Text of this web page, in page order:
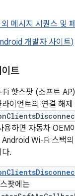
메시지 시퀀스 및
개발자 사이트)
트
핫스팟 (소프트
이언트의 연결 해
용하면 자동차 OEM
Wi-Fi 스택의
.
팟에는